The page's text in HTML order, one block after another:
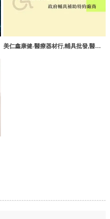
美仁鑫康健-醫療器材行,輔具批發,醫療